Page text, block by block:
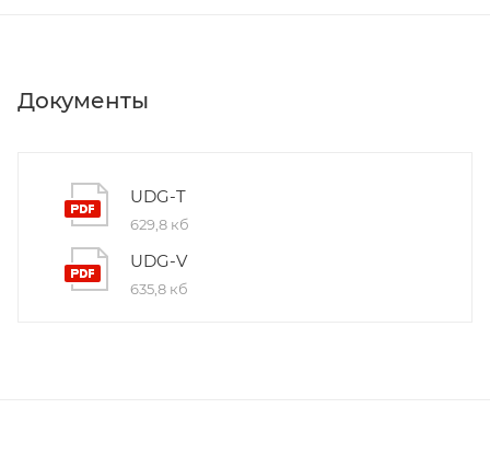
Документы
UDG-T
629,8 кб
UDG-V
635,8 кб